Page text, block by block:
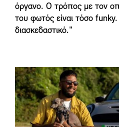
όργανο. Ο τρόπος με τον
του φωτός είναι τόσο funky.
διασκεδαστικό."